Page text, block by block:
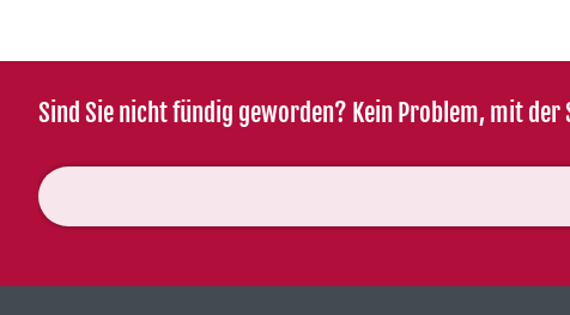
Sind Sie nicht fündig geworden? Kein Problem, mit der